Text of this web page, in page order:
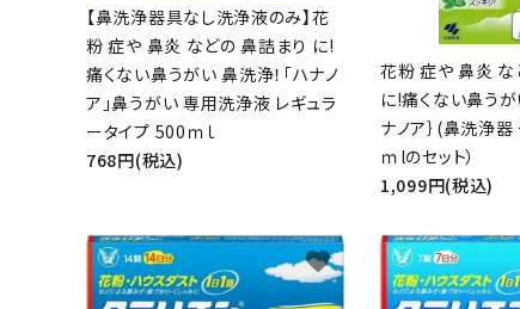
【鼻洗浄器具なし洗浄液のみ】花
粉 症や 鼻炎 などの 鼻詰まり に!
痛くない鼻うがい 鼻洗浄！「ハナノ
ア」鼻うがい 専用洗浄液 レギュラ
ータイプ 500ｍｌ
768円(税込)
花粉 症や 鼻炎 な
に!痛くない鼻うが
ナノア｝(鼻洗浄
ｍlのセット）
1,099円(税込)
favorite